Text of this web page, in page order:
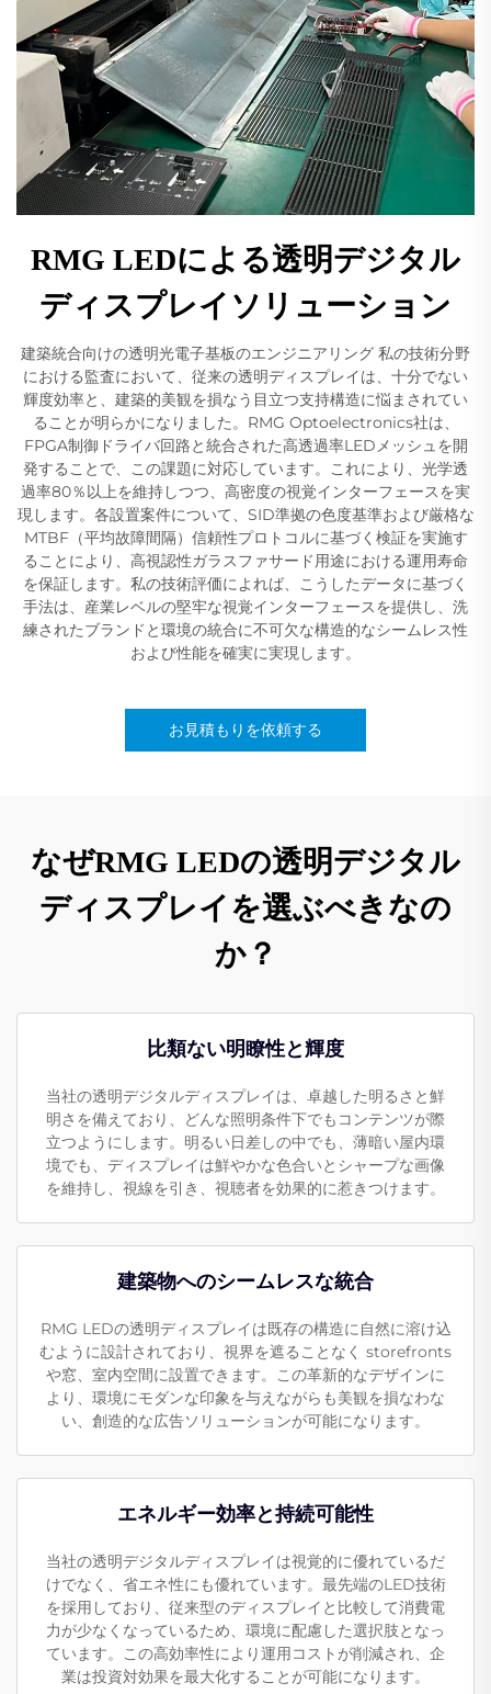
RMG LEDによる透明デジタル
ディスプレイソリューション
建築統合向けの透明光電子基板のエンジニアリング 私の技術分野
における監査において、従来の透明ディスプレイは、十分でない
輝度効率と、建築的美観を損なう目立つ支持構造に悩まされてい
ることが明らかになりました。RMG Optoelectronics社は、
FPGA制御ドライバ回路と統合された高透過率LEDメッシュを開
発することで、この課題に対応しています。これにより、光学透
過率80％以上を維持しつつ、高密度の視覚インターフェースを実
現します。各設置案件について、SID準拠の色度基準および厳格な
MTBF（平均故障間隔）信頼性プロトコルに基づく検証を実施す
ることにより、高視認性ガラスファサード用途における運用寿命
を保証します。私の技術評価によれば、こうしたデータに基づく
手法は、産業レベルの堅牢な視覚インターフェースを提供し、洗
練されたブランドと環境の統合に不可欠な構造的なシームレス性
および性能を確実に実現します。
お見積もりを依頼する
なぜRMG LEDの透明デジタル
ディスプレイを選ぶべきなの
か？
比類ない明瞭性と輝度
当社の透明デジタルディスプレイは、卓越した明るさと鮮
明さを備えており、どんな照明条件下でもコンテンツが際
立つようにします。明るい日差しの中でも、薄暗い屋内環
境でも、ディスプレイは鮮やかな色合いとシャープな画像
を維持し、視線を引き、視聴者を効果的に惹きつけます。
建築物へのシームレスな統合
RMG LEDの透明ディスプレイは既存の構造に自然に溶け込
むように設計されており、視界を遮ることなく storefronts
や窓、室内空間に設置できます。この革新的なデザインに
より、環境にモダンな印象を与えながらも美観を損なわな
い、創造的な広告ソリューションが可能になります。
エネルギー効率と持続可能性
当社の透明デジタルディスプレイは視覚的に優れているだ
けでなく、省エネ性にも優れています。最先端のLED技術
を採用しており、従来型のディスプレイと比較して消費電
力が少なくなっているため、環境に配慮した選択肢となっ
ています。この高効率性により運用コストが削減され、企
業は投資対効果を最大化することが可能になります。